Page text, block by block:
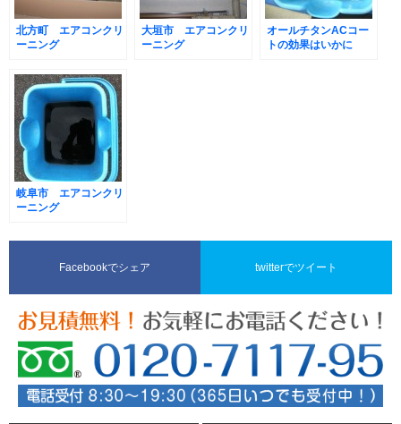
北方町 エアコンクリ
ーニング
大垣市 エアコンクリ
ーニング
オールチタンACコー
トの効果はいかに
岐阜市 エアコンクリ
ーニング
Facebookでシェア twitterでツイート